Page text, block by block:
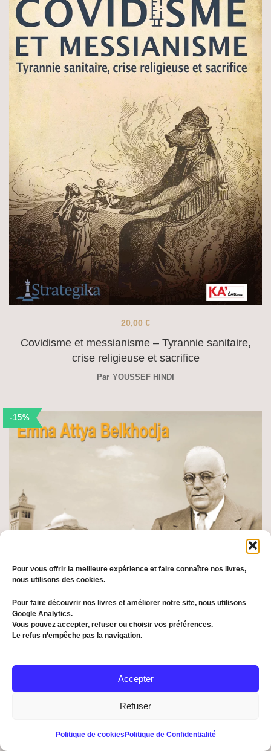
Pour vous offrir la meilleure expérience et faire connaître nos livres,
nous utilisons des cookies.
Pour faire découvrir nos livres et améliorer notre site, nous utilisons
Google Analytics.
Vous pouvez accepter, refuser ou choisir vos préférences.
Le refus n’empêche pas la navigation.
Accepter
Refuser
Politique de cookies Politique de Confidentialité
Covidisme et messianisme – Tyrannie sanitaire,
crise religieuse et sacrifice
20,00 €
Par YOUSSEF HINDI
-15%